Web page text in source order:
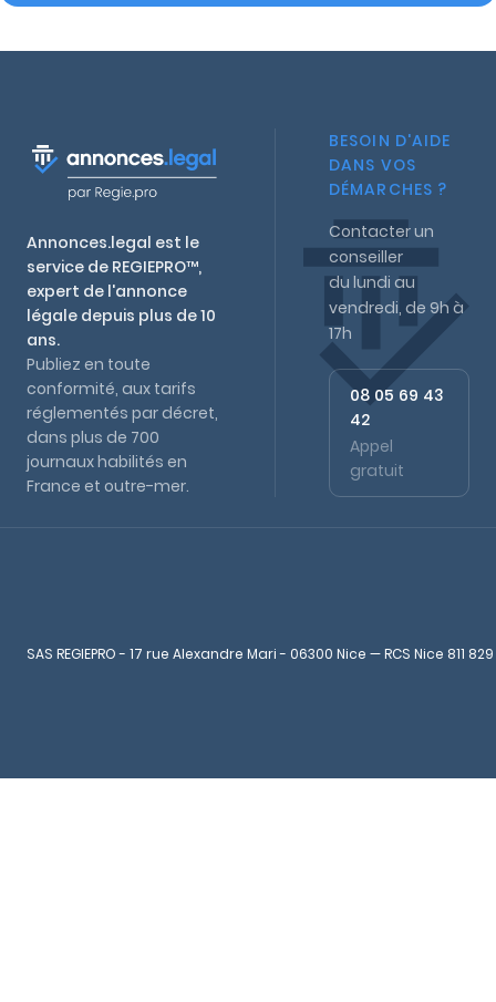
Annonces.legal est le
service de REGIEPRO™,
expert de l'annonce
légale depuis plus de 10
ans.
Publiez en toute
conformité, aux tarifs
réglementés par décret,
dans plus de 700
journaux habilités en
France et outre-mer.
BESOIN D'AIDE
DANS VOS
DÉMARCHES ?
Contacter un
conseiller
du lundi au
vendredi, de 9h à
17h
08 05 69 43
42
Appel
gratuit
SAS REGIEPRO - 17 rue Alexandre Mari - 06300 Nice — RCS Nice 811